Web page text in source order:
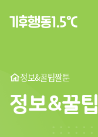
정보&꿀팁짤툰
정보&꿀팁